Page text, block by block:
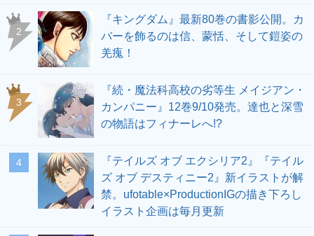
2
『キングダム』最新80巻の書影公開。カ
バーを飾るのは信、蒙恬、そして鎧姿の
羌瘣！
3
『続・魔法科高校の劣等生 メイジアン・
カンパニー』12巻9/10発売。達也と深雪
の物語はフィナーレへ!?
4
『テイルズ オブ エクシリア2』『テイル
ズ オブ デスティニー2』新イラストが解
禁。ufotable×ProductionIGの描き下ろし
イラスト企画は毎月更新